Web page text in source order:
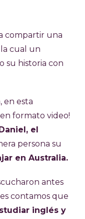
compartir una
cual un
su historia con
en esta
formato video!
el
persona su
en Australia.
antes
contamos que
inglés y